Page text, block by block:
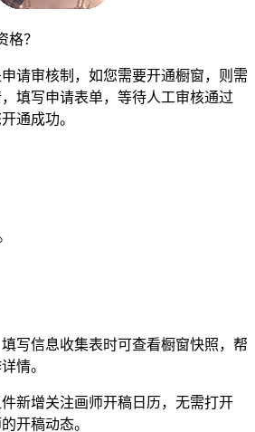
？
审核制，如您需要开通橱窗，则需
填写申请表单，等待人工审核通过
通成功。
信息收集表时可查看橱窗快照，帮
情。
增关注画师开稿日历，无需打开
开稿动态。